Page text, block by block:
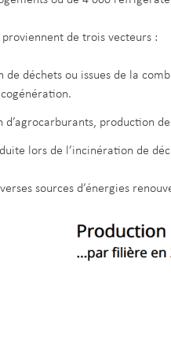
proviennent de trois vecteurs :
de déchets ou issues de la
d’agrocarburants, production
lors de l’incinération de
sources d’énergies